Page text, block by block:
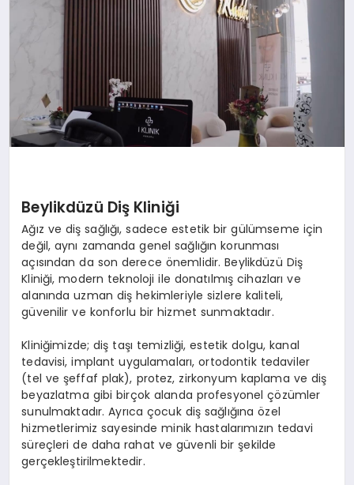
Beylikdüzü Diş Kliniği
Ağız ve diş sağlığı, sadece estetik bir gülümseme için
değil, aynı zamanda genel sağlığın korunması
açısından da son derece önemlidir. Beylikdüzü Diş
Kliniği, modern teknoloji ile donatılmış cihazları ve
alanında uzman diş hekimleriyle sizlere kaliteli,
güvenilir ve konforlu bir hizmet sunmaktadır.
Kliniğimizde; diş taşı temizliği, estetik dolgu, kanal
tedavisi, implant uygulamaları, ortodontik tedaviler
(tel ve şeffaf plak), protez, zirkonyum kaplama ve diş
beyazlatma gibi birçok alanda profesyonel çözümler
sunulmaktadır. Ayrıca çocuk diş sağlığına özel
hizmetlerimiz sayesinde minik hastalarımızın tedavi
süreçleri de daha rahat ve güvenli bir şekilde
gerçekleştirilmektedir.